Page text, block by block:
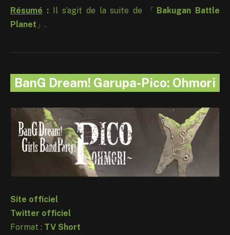
Résumé :Il s’agit de la suite de 「
Bakugan Battle
Planet 」.
BanG Dream! Garupa-Pico: Ohmori
Site officiel
Twitter officiel
Format : TV Short